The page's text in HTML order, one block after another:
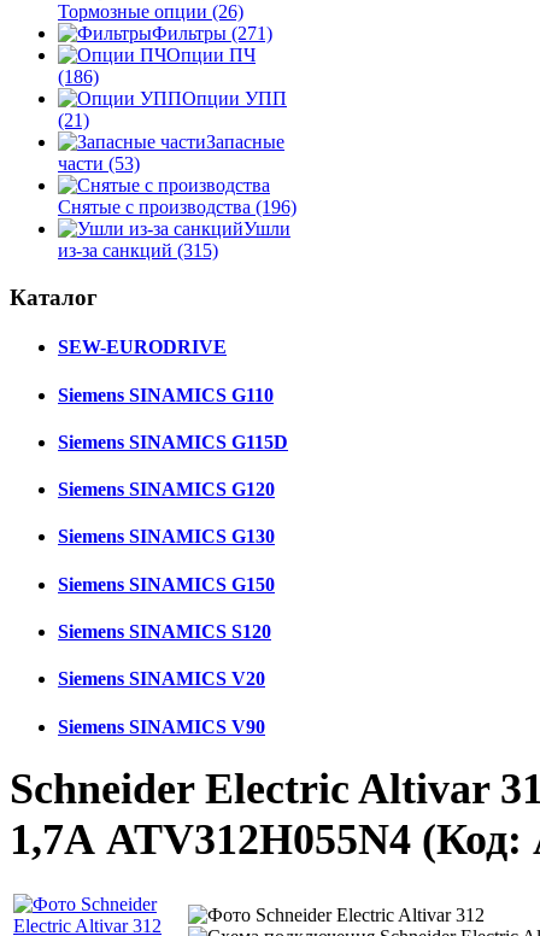
Тормозные опции (26)
Фильтры (271)
Опции ПЧ
(186)
Опции УПП
(21)
Запасные
части (53)
Снятые с производства (196)
Ушли
из-за санкций (315)
Каталог
SEW-EURODRIVE
Siemens SINAMICS G110
Siemens SINAMICS G115D
Siemens SINAMICS G120
Siemens SINAMICS G130
Siemens SINAMICS G150
Siemens SINAMICS S120
Siemens SINAMICS V20
Siemens SINAMICS V90
Schneider Electric Altivar
1,7А ATV312H055N4 (Код: